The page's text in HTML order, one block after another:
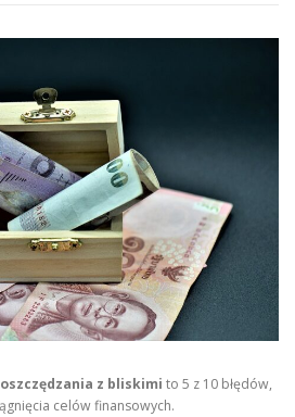
z bliskimi to 5 z 10 błędów,
celów finansowych.